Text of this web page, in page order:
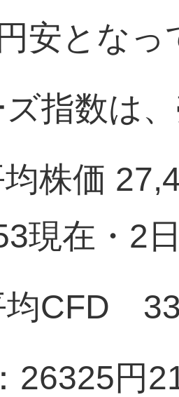
安となっ
指数は
均株価
現在・2
均CFD
26325円